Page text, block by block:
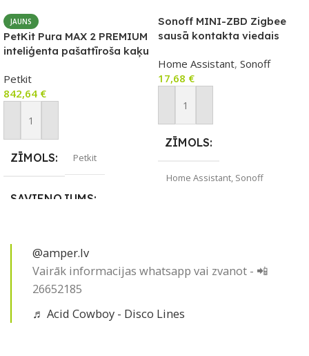
JAUNS
PetKit Pura MAX 2 PREMIUM
inteliģenta pašattīroša kaķu
Petkit
842,64 €
Pievienot Grozam
ZĪMOLS Petkit
SAVIENOJUMS
PIEEJAMS UZREIZ
Sonoff MINI-ZBD Zigbee
sausā kontakta viedais
modulis garāžas vārtiem,
katlam u.c.
Home Assistant, Sonoff
17,68 €
Pievienot Grozam
ZĪMOLS
Home Assistant, Sonoff
Samsung SmartThings
@amper.lv
Vairāk informacijas whatsapp vai zvanot - 📲
26652185
♬ Acid Cowboy - Disco Lines